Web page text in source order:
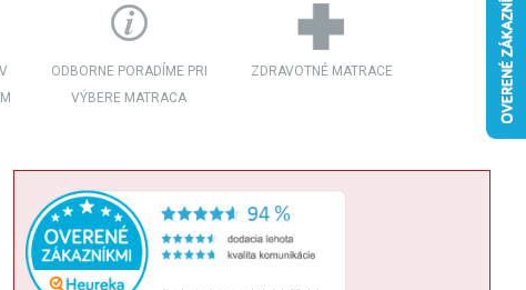
ODBORNE PORADÍME PRI
VÝBERE MATRACA
ZDRAVOTNÉ MATRACE